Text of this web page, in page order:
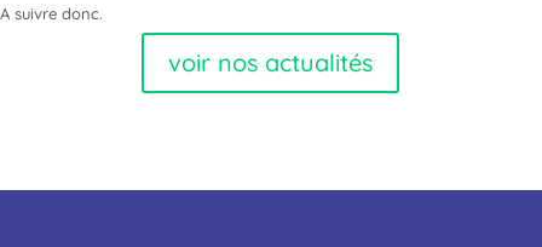
A suivre donc.
voir nos actualités